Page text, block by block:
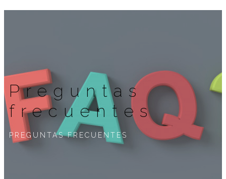
Preguntas
frecuentes
PREGUNTAS FRECUENTES